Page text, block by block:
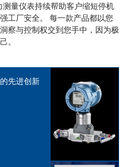
量仪表持续帮助客户缩短停机
工厂安全。 每一款产品都以您
察与控制权交到您手中，因为极
。
先进创新